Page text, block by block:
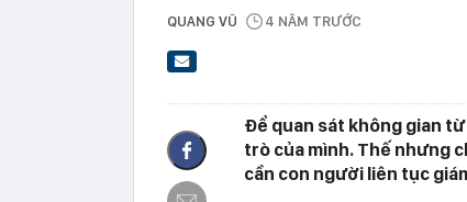
QUANG VŨ 4 NĂM TRƯỚC
Để quan sát không gian
trò của mình. Thế nhưng
cần con người liên tục